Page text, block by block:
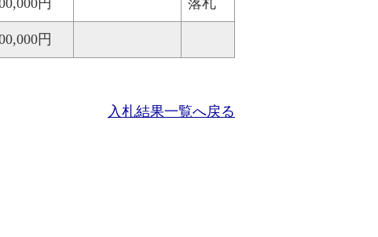
円 落札
円
入札結果一覧へ戻る